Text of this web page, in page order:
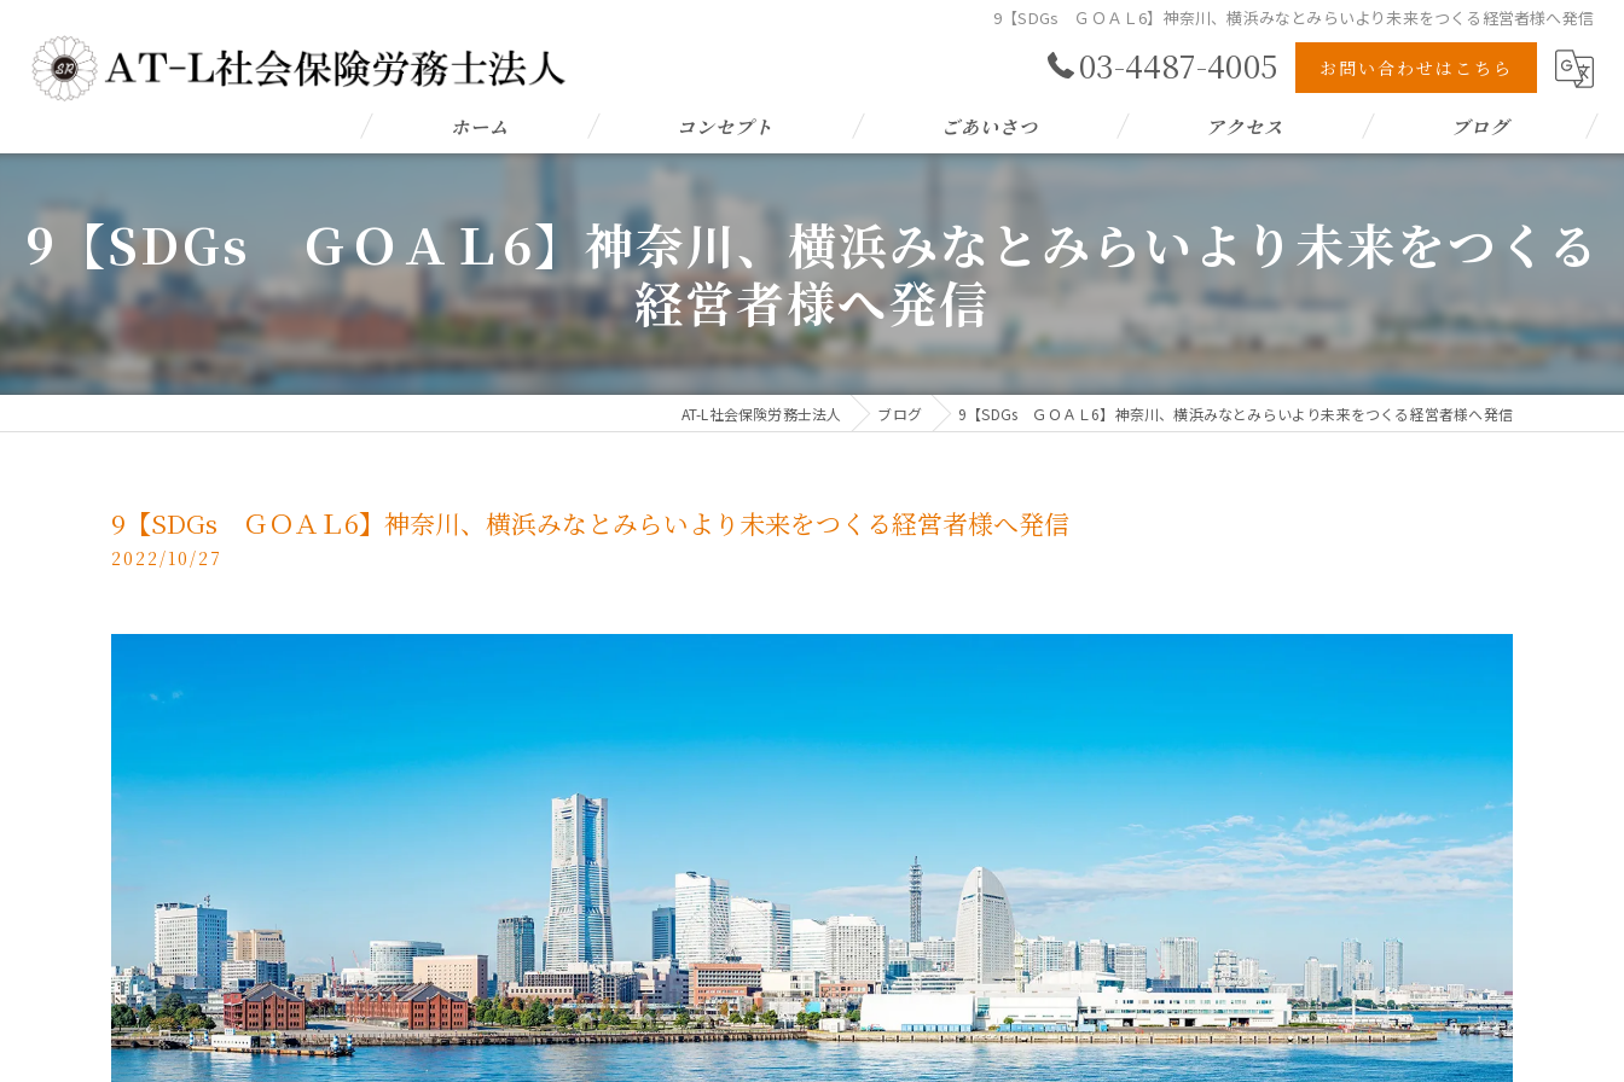
9【SDGs ＧＯＡＬ6】神奈川、横浜みなとみらいより未来をつくる経営者様へ発信
03-4487-4005 お問い合わせはこちら
ホーム コンセプト ごあいさつ アクセス ブログ
9【SDGs ＧＯＡＬ6】神奈川、横浜みなとみらいより未来をつくる
経営者様へ発信
AT-L社会保険労務士法人 ブログ 9【SDGs ＧＯＡＬ6】神奈川、横浜みなとみらいより未来をつくる経営者様へ発信
9【SDGs ＧＯＡＬ6】神奈川、横浜みなとみらいより未来をつくる経営者様へ発信
2022/10/27